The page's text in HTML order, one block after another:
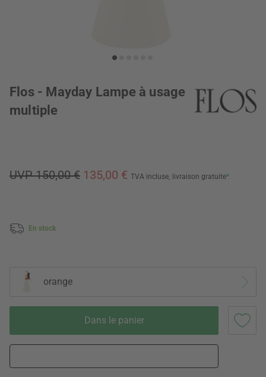
Flos - Mayday Lampe à usage
multiple
UVP 150,00 € 135,00 € TVA incluse, livraison gratuite*
En stock
orange
Dans le panier